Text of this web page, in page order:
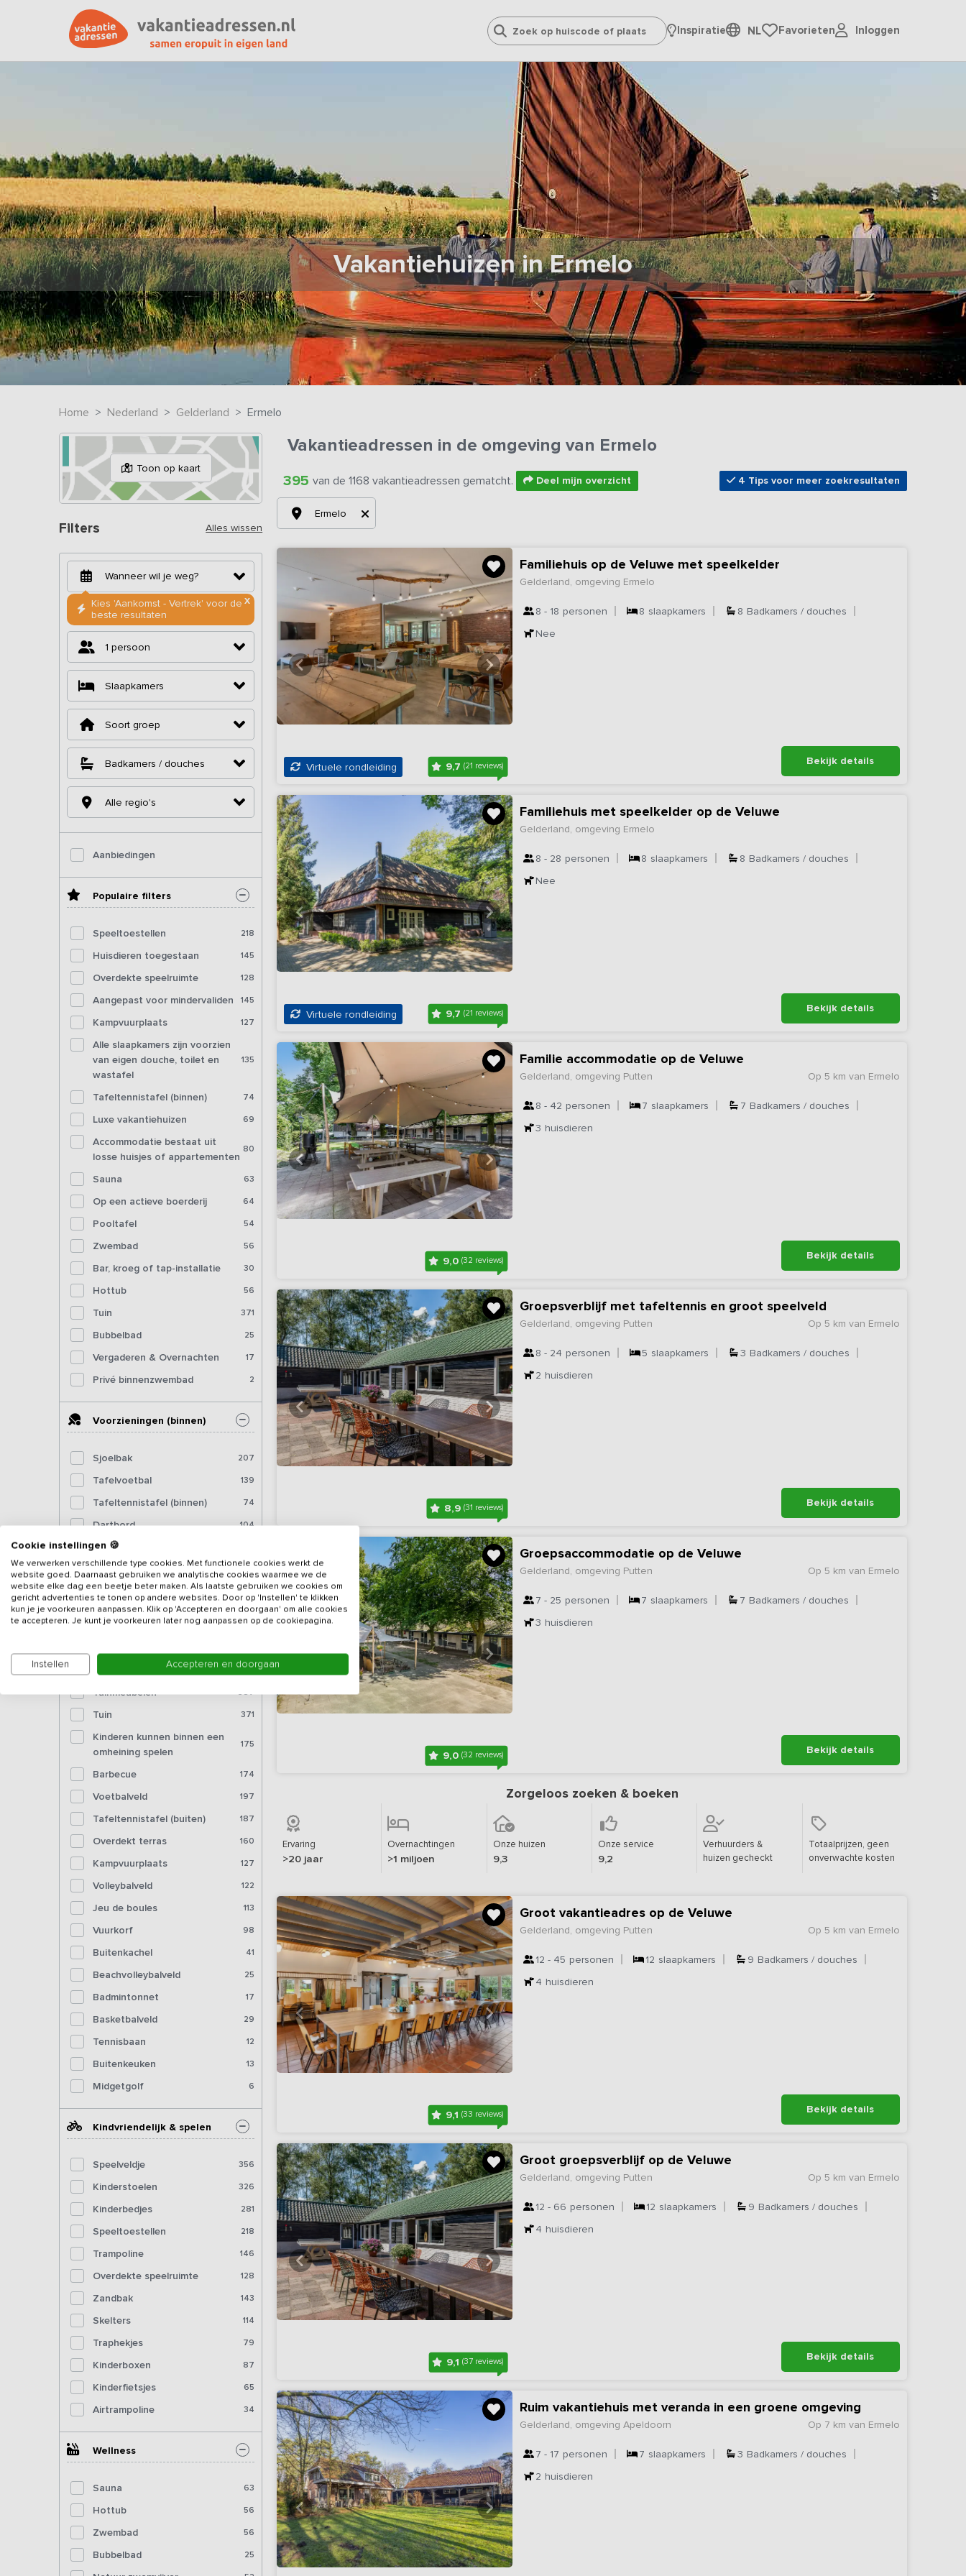
Inspiratie NL Favorieten Inloggen
Vakantiehuizen in Ermelo
Home Nederland Gelderland Ermelo
Toon op kaart
Filters Alles wissen
X
Kies 'Aankomst - Vertrek' voor de
beste resultaten
1 persoon
Slaapkamers
Soort groep
Badkamers / douches
Alle regio's
Aanbiedingen
Populaire filters
Speeltoestellen 218
Huisdieren toegestaan 145
Overdekte speelruimte 128
Aangepast voor mindervaliden 145
Kampvuurplaats 127
Alle slaapkamers zijn voorzien
van eigen douche, toilet en
wastafel
135
Tafeltennistafel (binnen) 74
Luxe vakantiehuizen 69
Accommodatie bestaat uit
losse huisjes of appartementen
80
Sauna 63
Op een actieve boerderij 64
Pooltafel 54
Zwembad 56
Bar, kroeg of tap-installatie 30
Hottub 56
Tuin 371
Bubbelbad 25
Vergaderen & Overnachten 17
Privé binnenzwembad 2
Voorzieningen (binnen)
Sjoelbak 207
Tafelvoetbal 139
Tafeltennistafel (binnen) 74
Dartbord 104
Pooltafel
Biljart 17
Fitnessapparatuur 10
Bioscoop 4
Voorzieningen (buiten)
Tuinmeubelen
Tuin 371
Kinderen kunnen binnen een
omheining spelen
175
Barbecue 174
Voetbalveld 197
Tafeltennistafel (buiten) 187
Overdekt terras 160
Kampvuurplaats 127
Volleybalveld 122
Jeu de boules 113
Vuurkorf 98
Buitenkachel 41
Beachvolleybalveld 25
Badmintonnet 17
Basketbalveld 29
Tennisbaan 12
Buitenkeuken 13
Midgetgolf 6
Kindvriendelijk & spelen
Speelveldje 356
Kinderstoelen 326
Kinderbedjes 281
Speeltoestellen 218
Trampoline 146
Overdekte speelruimte 128
Zandbak 143
Skelters 114
Traphekjes 79
Kinderboxen 87
Kinderfietsjes 65
Airtrampoline 34
Wellness
Sauna 63
Hottub 56
Zwembad 56
Bubbelbad 25
Vakantieadressen in de omgeving van Ermelo
395 van de 1168 vakantieadressen gematcht. Deel mijn overzicht 4 Tips voor meer zoekresultaten
Ermelo
Virtuele rondleiding 9,7(21 reviews)
Familiehuis op de Veluwe met speelkelder
Gelderland, omgeving Ermelo
8 - 18 personen 8 slaapkamers 8 Badkamers / douches
Nee
Bekijk details
Virtuele rondleiding 9,7(21 reviews)
Familiehuis met speelkelder op de Veluwe
Gelderland, omgeving Ermelo
8 - 28 personen 8 slaapkamers 8 Badkamers / douches
Nee
Bekijk details
9,0(32 reviews)
Familie accommodatie op de Veluwe
Op 5 km van Ermelo
Gelderland, omgeving Putten
8 - 42 personen 7 slaapkamers 7 Badkamers / douches
3 huisdieren
Bekijk details
8,9(31 reviews)
Groepsverblijf met tafeltennis en groot speelveld
Op 5 km van Ermelo
Gelderland, omgeving Putten
8 - 24 personen 5 slaapkamers 3 Badkamers / douches
2 huisdieren
Bekijk details
9,0(32 reviews)
Groepsaccommodatie op de Veluwe
Op 5 km van Ermelo
Gelderland, omgeving Putten
7 - 25 personen 7 slaapkamers 7 Badkamers / douches
3 huisdieren
Bekijk details
Zorgeloos zoeken & boeken
Ervaring
>20 jaar
Overnachtingen
>1 miljoen
Onze huizen
9,3
Onze service
9,2
Verhuurders &
huizen gecheckt
Totaalprijzen, geen
onverwachte kosten
9,1(33 reviews)
Groot vakantieadres op de Veluwe
Op 5 km van Ermelo
Gelderland, omgeving Putten
12 - 45 personen 12 slaapkamers 9 Badkamers / douches
4 huisdieren
Bekijk details
9,1(37 reviews)
Groot groepsverblijf op de Veluwe
Op 5 km van Ermelo
Gelderland, omgeving Putten
12 - 66 personen 12 slaapkamers 9 Badkamers / douches
4 huisdieren
Bekijk details
Ruim vakantiehuis met veranda in een groene omgeving
Op 7 km van Ermelo
Gelderland, omgeving Apeldoorn
7 - 17 personen 7 slaapkamers 3 Badkamers / douches
2 huisdieren
Cookie instellingen 🍪
We verwerken verschillende type cookies. Met functionele cookies werkt de
website goed. Daarnaast gebruiken we analytische cookies waarmee we de
website elke dag een beetje beter maken. Als laatste gebruiken we cookies om
gericht advertenties te tonen op andere websites. Door op 'Instellen' te klikken
kun je je voorkeuren aanpassen. Klik op 'Accepteren en doorgaan' om alle cookies
te accepteren. Je kunt je voorkeuren later nog aanpassen op de cookiepagina.
Instellen Accepteren en doorgaan